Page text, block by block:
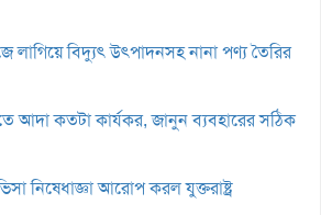
লাগিয়ে বিদ্যুৎ উৎপাদনসহ নানা পণ্য তৈরির
আদা কতটা কার্যকর, জানুন ব্যবহারের সঠিক
নিষেধাজ্ঞা আরোপ করল যুক্তরাষ্ট্র